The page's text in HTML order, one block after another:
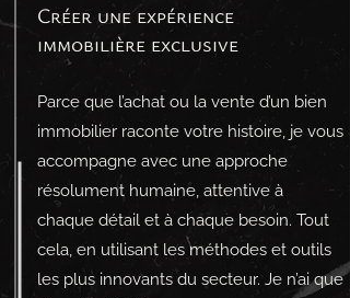
Créer une expérience
immobilière exclusive
Parce que l’achat ou la vente d’un bien
immobilier raconte votre histoire, je vous
accompagne avec une approche
résolument humaine, attentive à
chaque détail et à chaque besoin. Tout
cela, en utilisant les méthodes et outils
les plus innovants du secteur. Je n’ai que